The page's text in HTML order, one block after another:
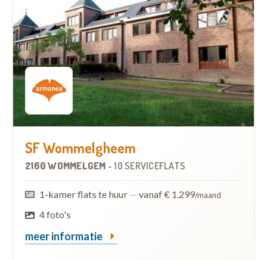
SF Wommelgheem
2160 WOMMELGEM -10 SERVICEFLATS
1-kamer flats te huur — vanaf € 1.299/maand
4 foto's
meer informatie